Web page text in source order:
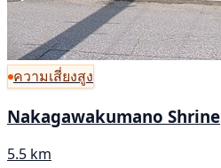
ความเสี่ยงสูง
Nakagawakumano Shrine
5.5 km